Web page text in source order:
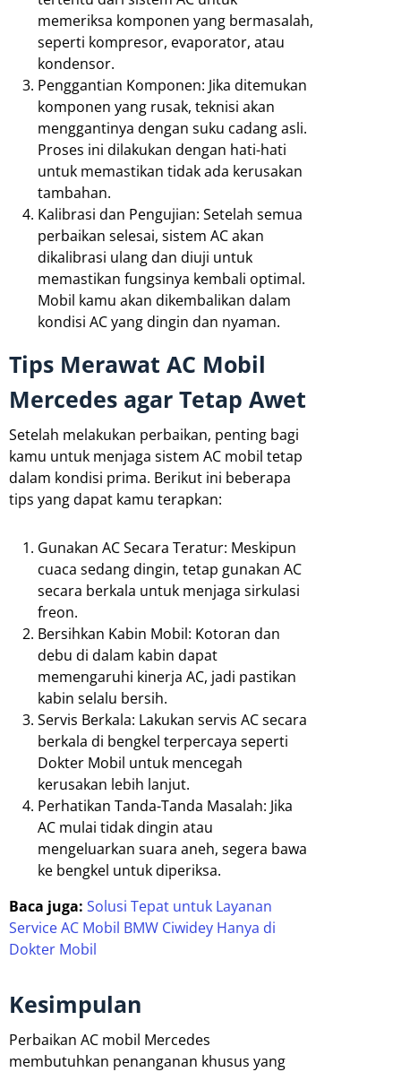
memeriksa komponen yang bermasalah,
seperti kompresor, evaporator, atau
kondensor.
Penggantian Komponen: Jika ditemukan
komponen yang rusak, teknisi akan
menggantinya dengan suku cadang asli.
Proses ini dilakukan dengan hati-hati
untuk memastikan tidak ada kerusakan
tambahan.
Kalibrasi dan Pengujian: Setelah semua
perbaikan selesai, sistem AC akan
dikalibrasi ulang dan diuji untuk
memastikan fungsinya kembali optimal.
Mobil kamu akan dikembalikan dalam
kondisi AC yang dingin dan nyaman.
Tips Merawat AC Mobil
Mercedes agar Tetap Awet
Setelah melakukan perbaikan, penting bagi
kamu untuk menjaga sistem AC mobil tetap
dalam kondisi prima. Berikut ini beberapa
tips yang dapat kamu terapkan:
Gunakan AC Secara Teratur: Meskipun
cuaca sedang dingin, tetap gunakan AC
secara berkala untuk menjaga sirkulasi
freon.
Bersihkan Kabin Mobil: Kotoran dan
debu di dalam kabin dapat
memengaruhi kinerja AC, jadi pastikan
kabin selalu bersih.
Servis Berkala: Lakukan servis AC secara
berkala di bengkel terpercaya seperti
Dokter Mobil untuk mencegah
kerusakan lebih lanjut.
Perhatikan Tanda-Tanda Masalah: Jika
AC mulai tidak dingin atau
mengeluarkan suara aneh, segera bawa
ke bengkel untuk diperiksa.
Baca juga: Solusi Tepat untuk Layanan
Service AC Mobil BMW Ciwidey Hanya di
Dokter Mobil
Kesimpulan
Perbaikan AC mobil Mercedes
membutuhkan penanganan khusus yang